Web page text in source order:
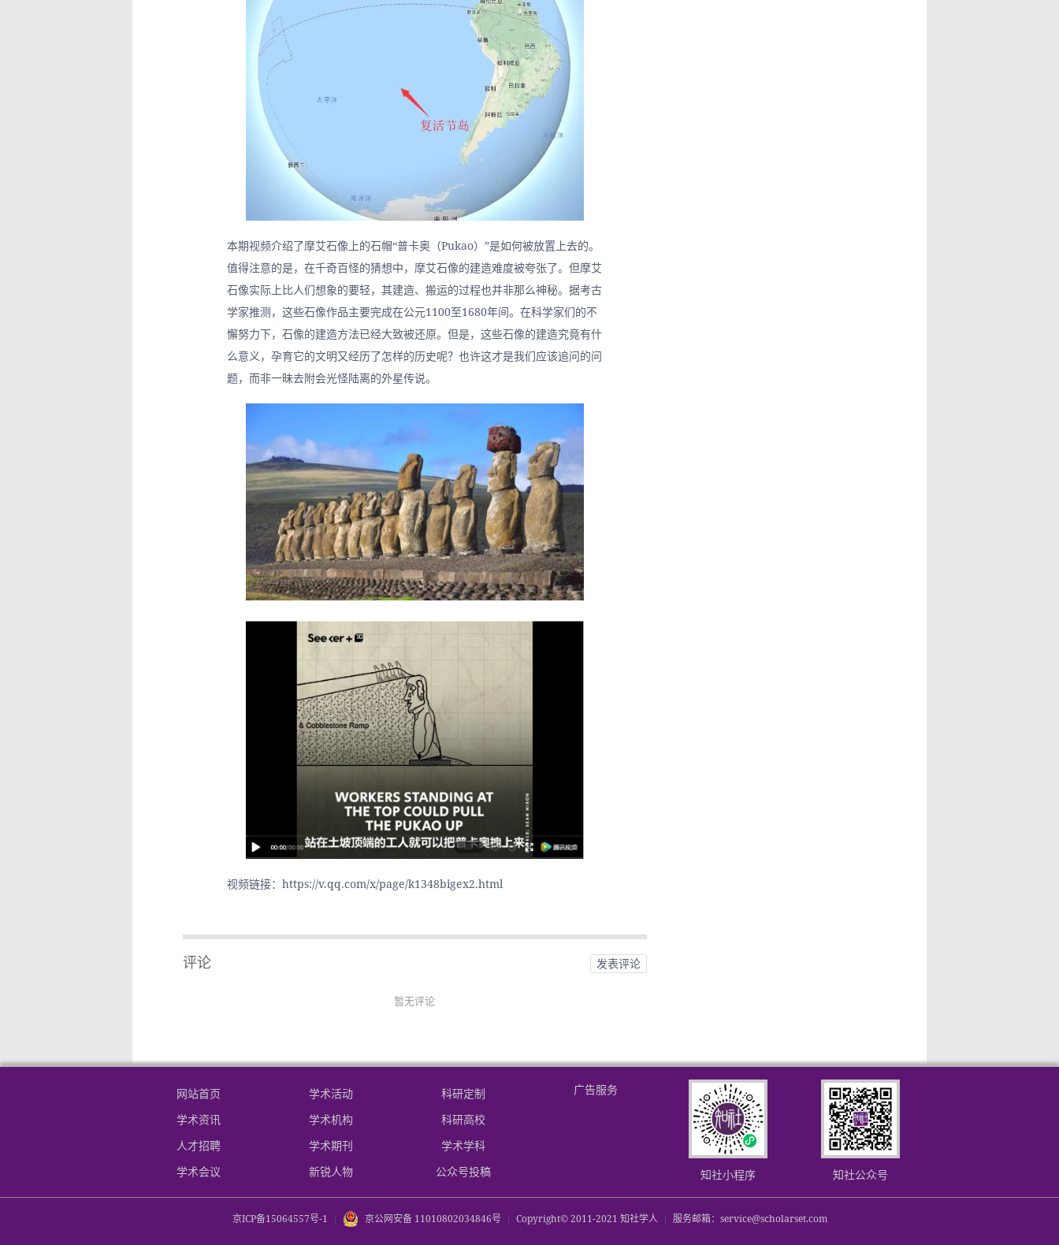
本期视频介绍了摩艾石像上的石帽“普卡奥（Pukao）”是如何被放置上去的。
值得注意的是，在千奇百怪的猜想中，摩艾石像的建造难度被夸张了。但摩艾
石像实际上比人们想象的要轻，其建造、搬运的过程也并非那么神秘。据考古
学家推测，这些石像作品主要完成在公元1100至1680年间。在科学家们的不
懈努力下，石像的建造方法已经大致被还原。但是，这些石像的建造究竟有什
么意义，孕育它的文明又经历了怎样的历史呢？也许这才是我们应该追问的问
题，而非一昧去附会光怪陆离的外星传说。
视频链接：https://v.qq.com/x/page/k1348bigex2.html
评论 发表评论
暂无评论
网站首页
学术资讯
人才招聘
学术会议
学术活动
学术机构
学术期刊
新锐人物
科研定制
科研高校
学术学科
公众号投稿
广告服务
知社小程序 知社公众号
京ICP备15064557号-1 | 京公网安备 11010802034846号| Copyright© 2011-2021 知社学人| 服务邮箱：service@scholarset.com